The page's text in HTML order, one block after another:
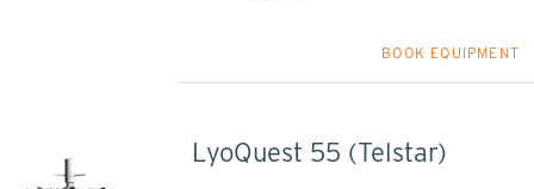
BOOK EQUIPMENT
LyoQuest 55 (Telstar)